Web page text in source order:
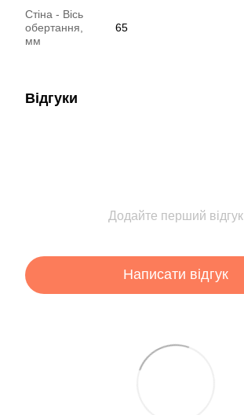
Стіна - Вісь
обертання,
мм
65
Відгуки
Додайте перший відгук
Написати відгук